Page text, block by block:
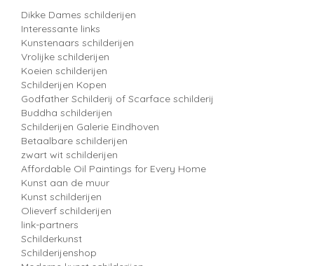
Dikke Dames schilderijen
Interessante links
Kunstenaars schilderijen
Vrolijke schilderijen
Koeien schilderijen
Schilderijen Kopen
Godfather Schilderij of Scarface schilderij
Buddha schilderijen
Schilderijen Galerie Eindhoven
Betaalbare schilderijen
zwart wit schilderijen
Affordable Oil Paintings for Every Home
Kunst aan de muur
Kunst schilderijen
Olieverf schilderijen
link-partners
Schilderkunst
Schilderijenshop